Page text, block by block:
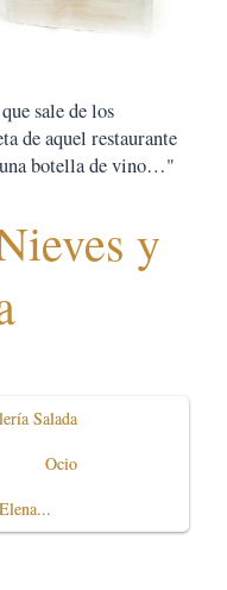
sale de los
de aquel restaurante
una botella de vino…"
y
Salada
Ocio